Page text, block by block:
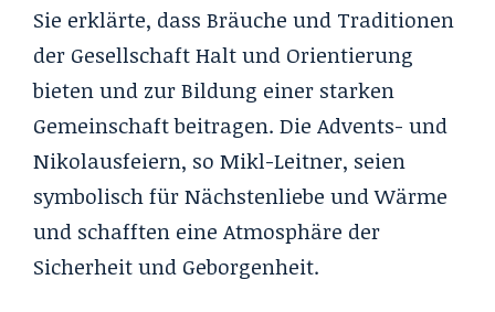
Sie erklärte, dass Bräuche und Traditionen
der Gesellschaft Halt und Orientierung
bieten und zur Bildung einer starken
Gemeinschaft beitragen. Die Advents- und
Nikolausfeiern, so Mikl-Leitner, seien
symbolisch für Nächstenliebe und Wärme
und schafften eine Atmosphäre der
Sicherheit und Geborgenheit.